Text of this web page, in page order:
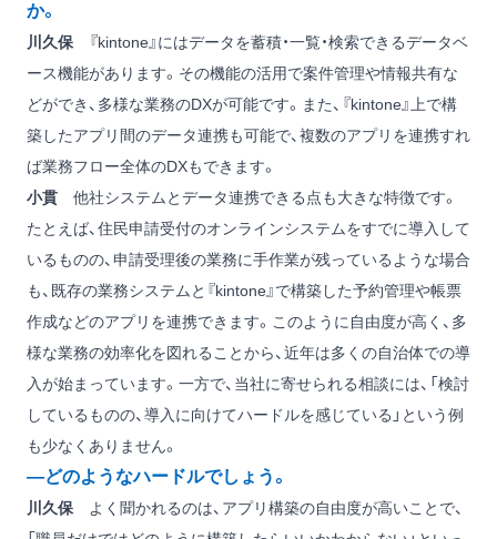
か。
川久保 『kintone』にはデータを蓄積・一覧・検索できるデータベ
ース機能があります。その機能の活用で案件管理や情報共有な
どができ、多様な業務のDXが可能です。また、『kintone』上で構
築したアプリ間のデータ連携も可能で、複数のアプリを連携すれ
ば業務フロー全体のDXもできます。
小貫 他社システムとデータ連携できる点も大きな特徴です。
たとえば、住民申請受付のオンラインシステムをすでに導入して
いるものの、申請受理後の業務に手作業が残っているような場合
も、既存の業務システムと『kintone』で構築した予約管理や帳票
作成などのアプリを連携できます。このように自由度が高く、多
様な業務の効率化を図れることから、近年は多くの自治体での導
入が始まっています。一方で、当社に寄せられる相談には、「検討
しているものの、導入に向けてハードルを感じている」という例
も少なくありません。
―どのようなハードルでしょう。
川久保 よく聞かれるのは、アプリ構築の自由度が高いことで、